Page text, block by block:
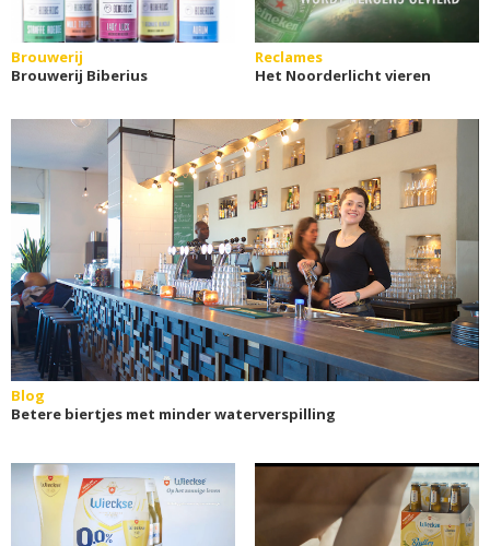
Brouwerij
Brouwerij Biberius
Reclames
Het Noorderlicht vieren
Blog
Betere biertjes met minder waterverspilling